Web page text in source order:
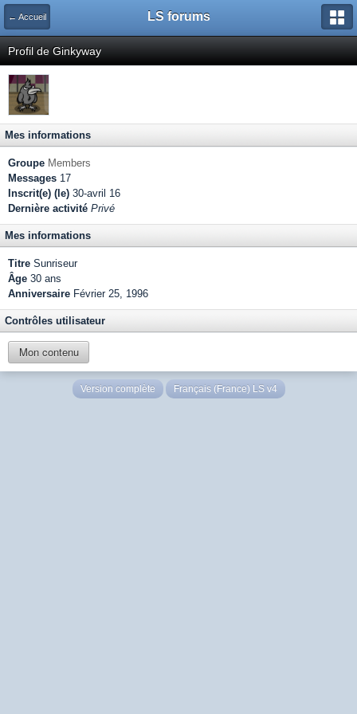
← Accueil LS forums
Profil de Ginkyway
Mes informations
Groupe Members
Messages 17
Inscrit(e) (le) 30-avril 16
Dernière activité Privé
Mes informations
Titre Sunriseur
Âge 30 ans
Anniversaire Février 25, 1996
Contrôles utilisateur
Mon contenu
Version complète Français (France) LS v4